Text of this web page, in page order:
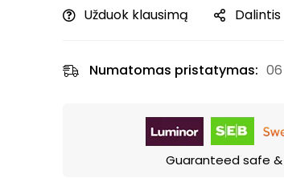
Užduok klausimą Dalintis
Numatomas pristatymas:
Guaranteed safe